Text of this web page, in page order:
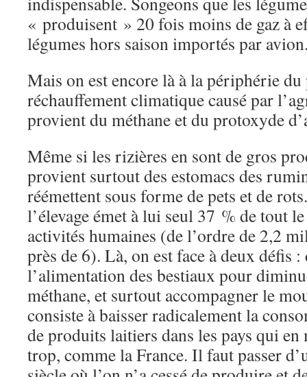
« produisent » 20 fois moins de gaz à
légumes hors saison importés par
Mais on est encore là à la périphérie
réchauffement climatique causé par
provient du méthane et du protoxyde
Même si les rizières en sont de gros
provient surtout des estomacs des
réémettent sous forme de pets et de
l’élevage émet à lui seul 37 % de tout
activités humaines (de l’ordre de 2,2
près de 6). Là, on est face à deux défis
l’alimentation des bestiaux pour
méthane, et surtout accompagner le
consiste à baisser radicalement la
de produits laitiers dans les pays qui en
trop, comme la France. Il faut passer